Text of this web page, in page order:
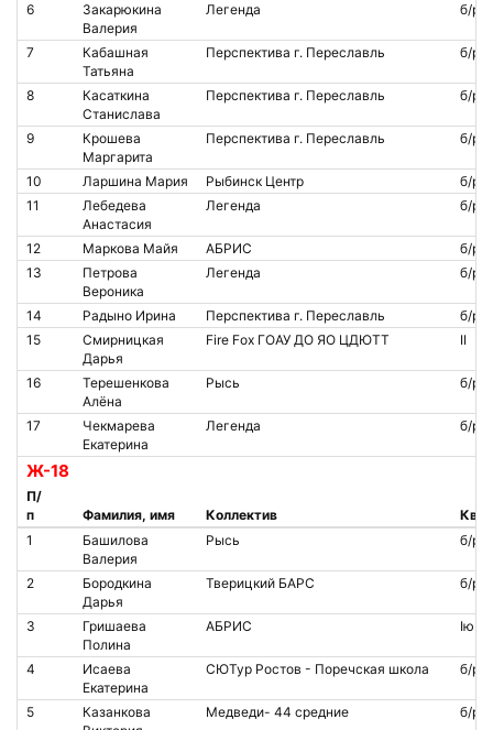
6
Закарюкина
Валерия
Легенда б/р
7
Кабашная
Татьяна
Перспектива г. Переславль б/р
8
Касаткина
Станислава
Перспектива г. Переславль б/р
9
Крошева
Маргарита
Перспектива г. Переславль б/р
10 Ларшина Мария Рыбинск Центр
б/р
11
Лебедева
Анастасия
Легенда б/р
12 Маркова Майя АБРИС
б/р
13
Петрова
Вероника
Легенда б/р
14 Радыно Ирина Перспектива г. Переславль
б/р
15
Смирницкая
Дарья
Fire Fox ГОАУ ДО ЯО ЦДЮТТ II
16
Терешенкова
Алёна
Рысь б/р
17
Чекмарева
Екатерина
Легенда б/р
Ж-18
П/
п
Фамилия, имя Коллектив
1
Башилова
Валерия
Рысь б/р
2
Бородкина
Дарья
Тверицкий БАРС б/р
3
Гришаева
Полина
АБРИС Iю
4
Исаева
Екатерина
СЮТур Ростов - Поречская школа б/р
5
Казанкова
Медведи- 44 средние б/р